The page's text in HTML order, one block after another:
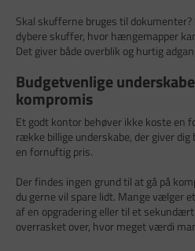
Skal skufferne bruges til
dybere skuffer, hvor hængemapper
Det giver både overblik og hurtig
Budgetvenlige
kompromis
Et godt kontor behøver ikke koste en
række billige underskabe, der giver
en fornuftig pris.
Der findes ingen grund til at gå på
du gerne vil spare lidt. Mange vælger
af en opgradering eller til et
overrasket over, hvor meget værdi